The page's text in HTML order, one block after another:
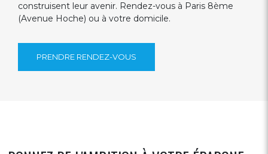
construisent leur avenir. Rendez-vous à Paris 8ème
(Avenue Hoche) ou à votre domicile.
PRENDRE RENDEZ-VOUS